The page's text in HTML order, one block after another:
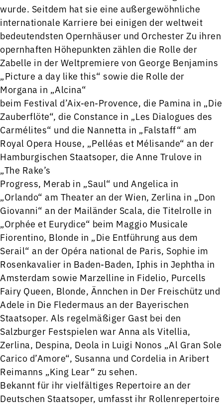
wurde. Seitdem hat sie eine außergewöhnliche
internationale Karriere bei einigen der weltweit
bedeutendsten Opernhäuser und Orchester Zu ihren
opernhaften Höhepunkten zählen die Rolle der
Zabelle in der Weltpremiere von George Benjamins
„Picture a day like this“ sowie die Rolle der
Morgana in „Alcina“
beim Festival d’Aix-en-Provence, die Pamina in „Die
Zauberflöte“, die Constance in „Les Dialogues des
Carmélites“ und die Nannetta in „Falstaff“ am
Royal Opera House, „Pelléas et Mélisande“ an der
Hamburgischen Staatsoper, die Anne Trulove in
„The Rake’s
Progress, Merab in „Saul“ und Angelica in
„Orlando“ am Theater an der Wien, Zerlina in „Don
Giovanni“ an der Mailänder Scala, die Titelrolle in
„Orphée et Eurydice“ beim Maggio Musicale
Fiorentino, Blonde in „Die Entführung aus dem
Serail“ an der Opéra national de Paris, Sophie im
Rosenkavalier in Baden-Baden, Iphis in Jephtha in
Amsterdam sowie Marzelline in Fidelio, Purcells
Fairy Queen, Blonde, Ännchen in Der Freischütz und
Adele in Die Fledermaus an der Bayerischen
Staatsoper. Als regelmäßiger Gast bei den
Salzburger Festspielen war Anna als Vitellia,
Zerlina, Despina, Deola in Luigi Nonos „Al Gran Sole
Carico d’Amore“, Susanna und Cordelia in Aribert
Reimanns „King Lear“ zu sehen.
Bekannt für ihr vielfältiges Repertoire an der
Deutschen Staatsoper, umfasst ihr Rollenrepertoire